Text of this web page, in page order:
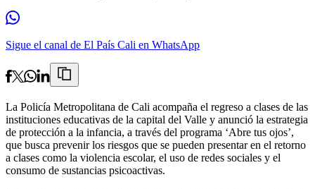
Sigue el canal de El País Cali en WhatsApp
La Policía Metropolitana de Cali acompaña el regreso a clases de las
instituciones educativas de la capital del Valle y anunció la estrategia
de protección a la infancia, a través del programa ‘Abre tus ojos’,
que busca prevenir los riesgos que se pueden presentar en el retorno
a clases como la violencia escolar, el uso de redes sociales y el
consumo de sustancias psicoactivas.